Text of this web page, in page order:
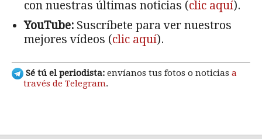
con nuestras últimas noticias (clic aquí).
YouTube: Suscríbete para ver nuestros
mejores vídeos (clic aquí).
Sé tú el periodista: envíanos tus fotos o noticias a
través de Telegram.